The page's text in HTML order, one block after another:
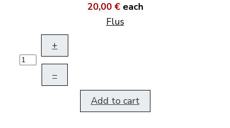
20,00 € each
Flus
+
–
Add to cart